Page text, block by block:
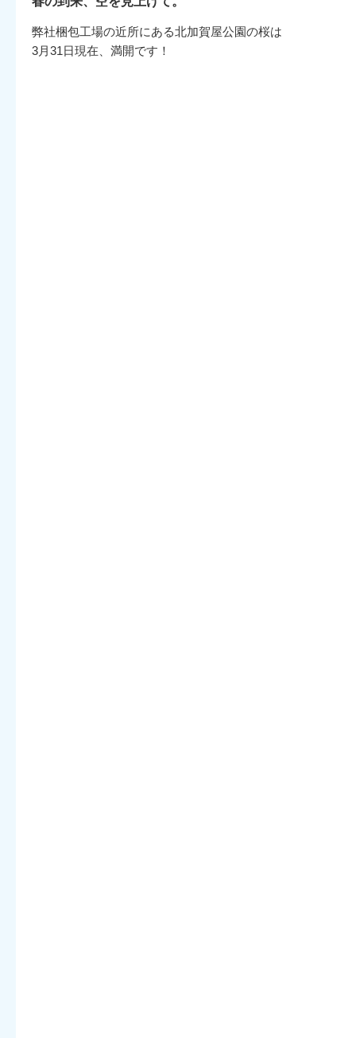
弊社梱包工場の近所にある北加賀屋公園の桜は
3月31日現在、満開です！